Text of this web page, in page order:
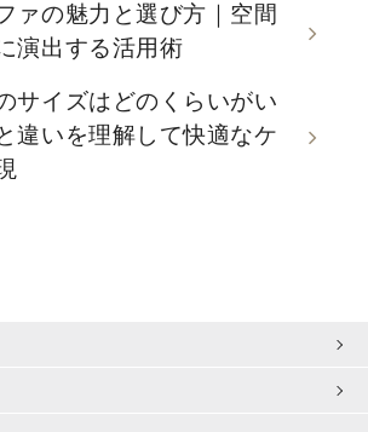
ァの魅力と選び方｜空間
演出する活用術
サイズはどのくらいがい
違いを理解して快適なケ